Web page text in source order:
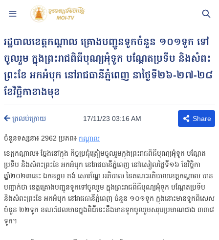
រដ្ឋបាលខេត្តកណ្តាល គ្រោងបញ្ជូនទូកចំនួន ១០១ទូក ទៅ
ចូលរួម ក្នុងព្រះរាជពិធីបុណ្យអុំទូក បណ្តែតប្រទីប និងសំពះ
ព្រះខែ អកអំបុក នៅរាជធានីភ្នំពេញ នាថ្ងៃទី២៦-២៧-២៨
ខែវិច្ឆិកាខាងមុខ
ត្រលប់ក្រោយ 17/11/23 03:16 AM Share
ចំនួនទស្សនា៖ 2962 ប្រភព៖ កណ្តាល
ខេត្តកណ្តាល៖ ថ្លែងនៅក្នុង កិច្ចប្រជុំត្រៀមចូលរួមក្នុងព្រះរាជពិធីបុណ្យអុំទូក បណ្តែត
ប្រទីប និងសំពះព្រះខែ អកអំបុក នៅរាជធានីភ្នំពេញ នៅរសៀលថ្ងៃទី១៦ ខែវិច្ចិកា
ឆ្នាំ២០២៣នេះ ឯកឧត្តម គង់ សោភ័ណ្ឌ អភិបាល នៃគណៈអភិបាលខេត្តកណ្ដាល បាន
បញ្ចាក់ថា ខេត្តគ្រោងបញ្ជូនទូកទៅចូលរួម ក្នុងព្រះរាជពិធីបុណ្យអុំទូក បណ្តែតប្រទីប
និងសំពះព្រះខែ អកអំបុក នៅរាជធានីភ្នំពេញ ចំនួន ១០១ទូក ក្នុងនោះមានទូកពិសេស
ចំនួន ២២ទូក ខណៈដែលមានក្នុងពិធីនេះនឹងមានទូកចូលរួមសរុបប្រមាណជាង ៣៣៨
ទូក។